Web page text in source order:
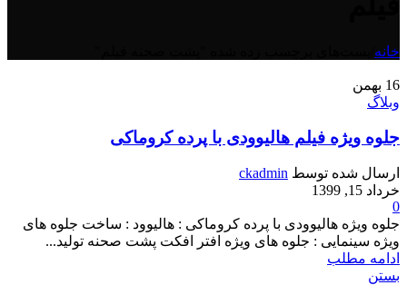
خانه
16 بهمن
وبلاگ
جلوه ویژه فیلم هالیوودی با پرده کروماکی
ارسال شده توسط ckadmin
خرداد 15, 1399
0
جلوه ویژه هالیوودی با پرده کروماکی : هالیوود : ساخت جلوه های
ویژه سینمایی : جلوه های ویژه افتر افکت پشت صحنه تولید...
ادامه مطلب
بستن